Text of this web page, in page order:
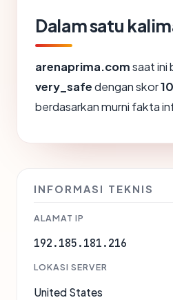
Dalam satu
arenaprima.comsaat ini
very_safedengan skor
berdasarkan murni fakta
INFORMASI TEKNIS
ALAMAT IP
192.185.181.216
LOKASI SERVER
United States